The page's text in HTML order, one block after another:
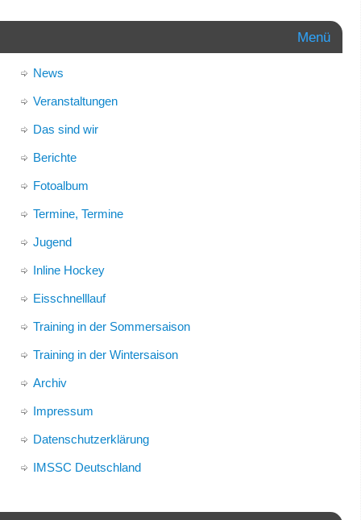
Menü
News
Veranstaltungen
Das sind wir
Berichte
Fotoalbum
Termine, Termine
Jugend
Inline Hockey
Eisschnelllauf
Training in der Sommersaison
Training in der Wintersaison
Archiv
Impressum
Datenschutzerklärung
IMSSC Deutschland